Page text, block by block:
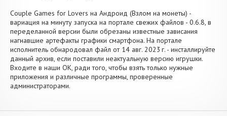
Couple Games for Lovers на Андроид (Взлом на монеты) -
вариация на минуту запуска на портале свежих файлов - 0.6.8, в
переделанной версии были обрезаны известные зависания
нагнавшие артефакты графики смартфона. На портале
исполнитель обнародовал файл от 14 авг. 2023 г. - инсталлируйте
данный архив, если поставили неактуальную версию игрушки.
Входите в наши OK, ради того, чтобы взять только нужные
приложения и различные программы, проверенные
администраторами.